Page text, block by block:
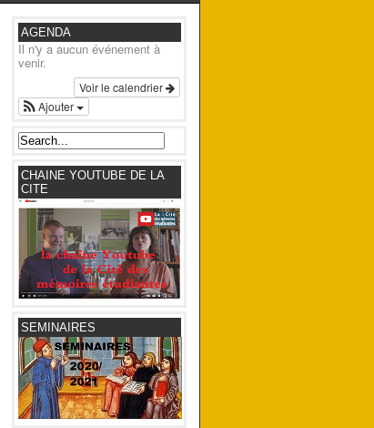
AGENDA
Il n'y a aucun événement à
venir.
Voir le calendrier
Ajouter
CHAINE YOUTUBE DE LA
CITE
SEMINAIRES